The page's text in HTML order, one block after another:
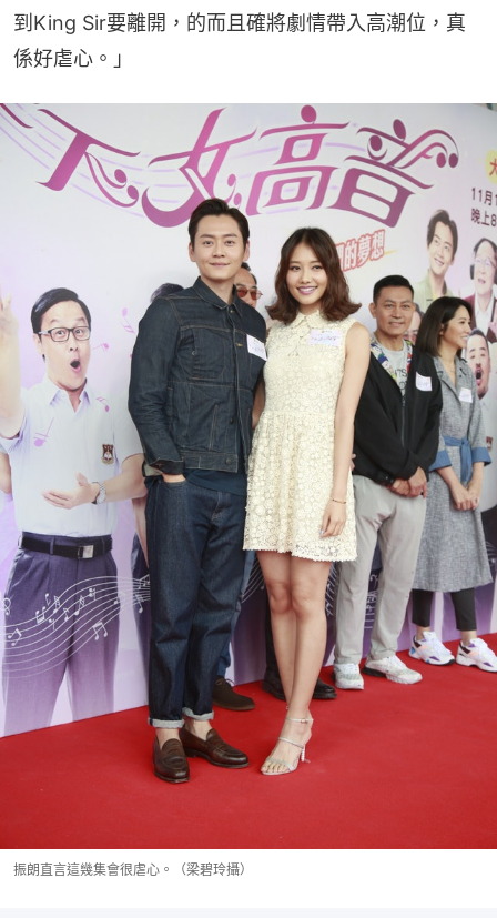
到King Sir要離開，的而且確將劇情帶入高潮位，真
係好虐心。」
振朗直言這幾集會很虐心。（梁碧玲攝）